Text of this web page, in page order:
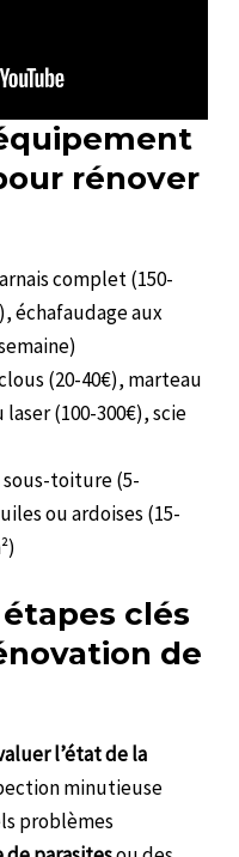
rénover
complet (150-
échafaudage aux
(20-40€), marteau
(100-300€), scie
sous-toiture (5-
ou ardoises (15-
clés
de
l’état de la
minutieuse
problèmes